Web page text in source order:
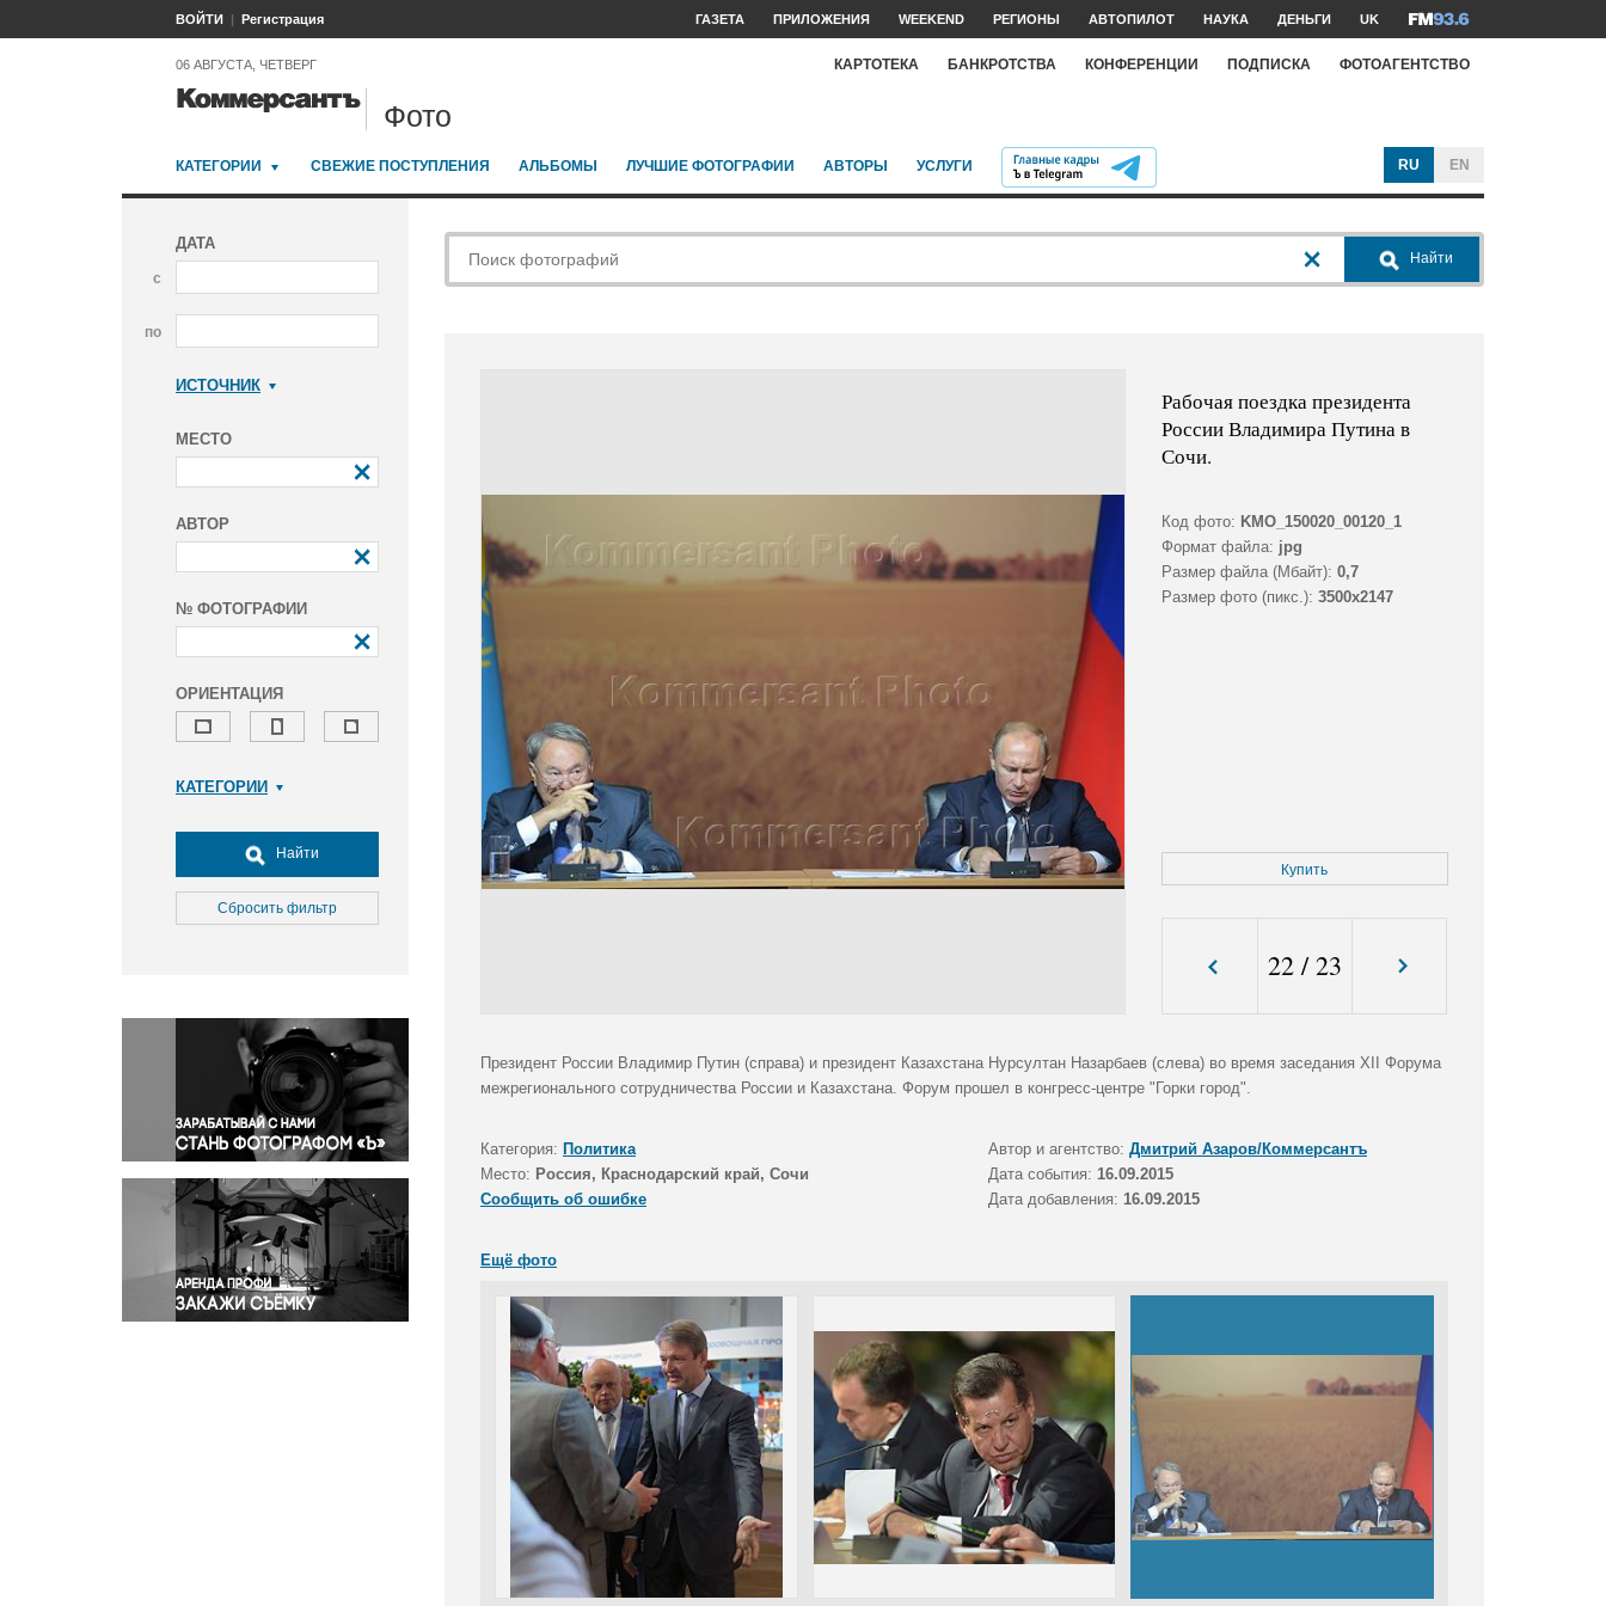
ВОЙТИ Регистрация ГАЗЕТА ПРИЛОЖЕНИЯ WEEKEND РЕГИОНЫ АВТОПИЛОТ НАУКА ДЕНЬГИ UK
06 АВГУСТА, ЧЕТВЕРГ КАРТОТЕКА БАНКРОТСТВА КОНФЕРЕНЦИИ ПОДПИСКА ФОТОАГЕНТСТВО
Фото
КАТЕГОРИИ СВЕЖИЕ ПОСТУПЛЕНИЯ АЛЬБОМЫ ЛУЧШИЕ ФОТОГРАФИИ АВТОРЫ УСЛУГИ RU EN
ДАТА
с
по
ИСТОЧНИК
МЕСТО
АВТОР
№ ФОТОГРАФИИ
ОРИЕНТАЦИЯ
КАТЕГОРИИ
Досуг, туризм и отдых
Культура
Медицина
Окружающая среда
Политика
Правосудие
Происшествия и конфликты
Религия
Светская жизнь
Спорт
Экология
Экономика и бизнес
Найти
Сбросить фильтр
Найти
Рабочая поездка президента
России Владимира Путина в
Сочи.
Код фото: KMO_150020_00120_1
Формат файла: jpg
Размер файла (Мбайт): 0,7
Размер фото (пикс.): 3500x2147
Купить
22/23
Президент России Владимир Путин (справа) и президент Казахстана Нурсултан Назарбаев (слева) во время заседания XII Форума
межрегионального сотрудничества России и Казахстана. Форум прошел в конгресс-центре "Горки город".
Категория: Политика Автор и агентство: Дмитрий Азаров/Коммерсантъ
Место: Россия, Краснодарский край, Сочи Дата события: 16.09.2015
Сообщить об ошибке
Дата добавления: 16.09.2015
Ещё фото